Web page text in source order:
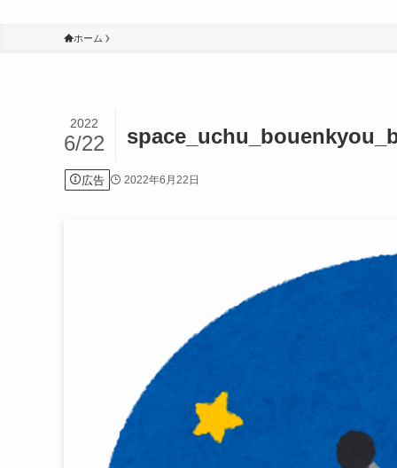
ホーム
2022
6/22
広告 2022年6月22日